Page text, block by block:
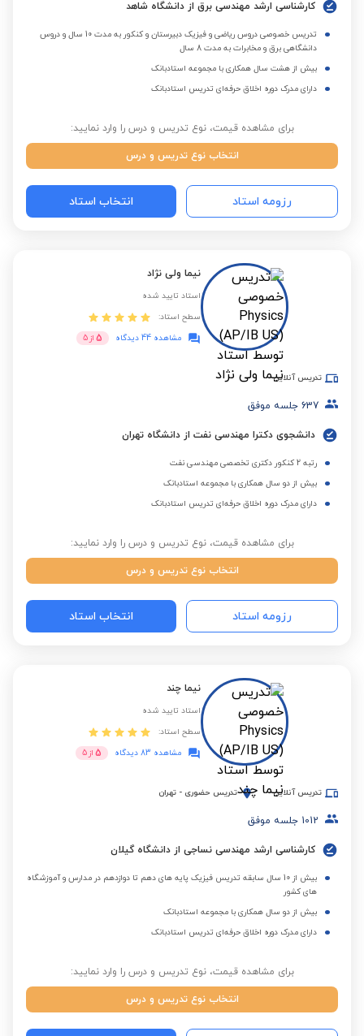
کارشناسی ارشد مهندسی برق از دانشگاه شاهد
تدریس خصوصی دروس ریاضی و فیزیک دبیرستان و کنکور به مدت 10 سال و دروس
دانشگاهی برق و مخابرات به مدت 8 سال
بیش از هشت سال همکاری با مجموعه استادبانک
دارای مدرک دوره اخلاق حرفه‌ای تدریس استادبانک
برای مشاهده قیمت، نوع تدریس و درس را وارد نمایید:
انتخاب نوع تدریس و درس
رزومه استاد انتخاب استاد
نیما ولی نژاد
استاد تایید شده
سطح استاد:
مشاهده 44 دیدگاه
5 از 5
تدریس آنلاین
637 جلسه موفق
دانشجوی دکترا مهندسی نفت از دانشگاه تهران
رتبه 2 کنکور دکتری تخصصی مهندسی نفت
بیش از دو سال همکاری با مجموعه استادبانک
دارای مدرک دوره اخلاق حرفه‌ای تدریس استادبانک
برای مشاهده قیمت، نوع تدریس و درس را وارد نمایید:
انتخاب نوع تدریس و درس
رزومه استاد انتخاب استاد
نیما چند
استاد تایید شده
سطح استاد:
مشاهده 83 دیدگاه
5 از 5
تدریس آنلاین تدریس حضوری - تهران
1012 جلسه موفق
کارشناسی ارشد مهندسی نساجی از دانشگاه گیلان
بیش از 10 سال سابقه تدریس فیزیک پایه های دهم تا دوازدهم در مدارس و آموزشگاه
های کشور
بیش از دو سال همکاری با مجموعه استادبانک
دارای مدرک دوره اخلاق حرفه‌ای تدریس استادبانک
برای مشاهده قیمت، نوع تدریس و درس را وارد نمایید:
انتخاب نوع تدریس و درس